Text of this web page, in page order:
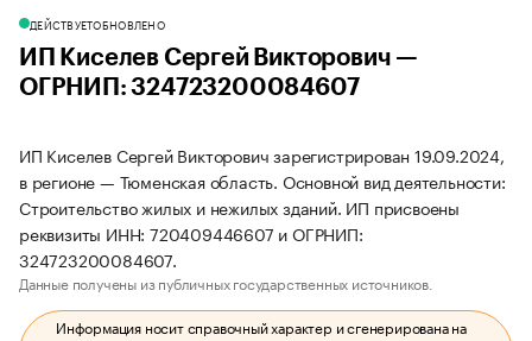
ДЕЙСТВУЕТОБНОВЛЕНО
ИП Киселев Сергей Викторович —
ОГРНИП: 324723200084607
ИП Киселев Сергей Викторович зарегистрирован 19.09.2024,
в регионе — Тюменская область. Основной вид деятельности:
Строительство жилых и нежилых зданий. ИП присвоены
реквизиты ИНН: 720409446607 и ОГРНИП:
324723200084607.
Данные получены из публичных государственных источников.
Информация носит справочный характер и сгенерирована на